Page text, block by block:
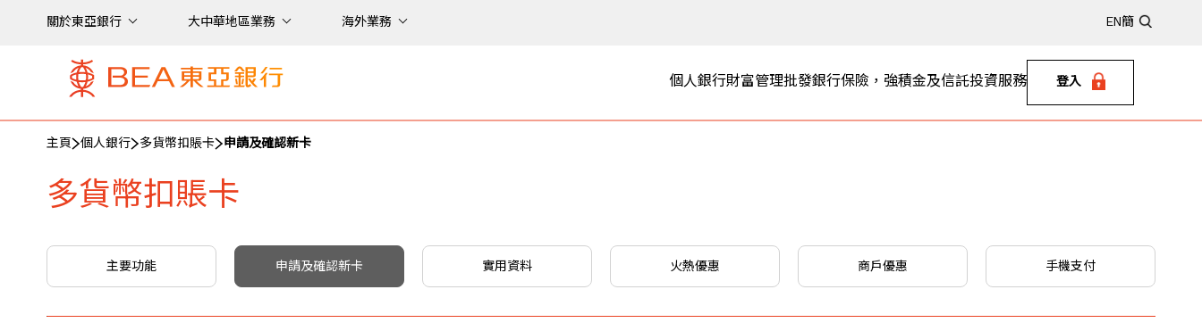
關於東亞銀行 大中華地區業務 海外業務 EN 簡
個人銀行財富管理批發銀行保險，強積金及信託投資服務 登入
主頁 個人銀行 多貨幣扣賬卡 申請及確認新卡
多貨幣扣賬卡
主要功能 申請及確認新卡 實用資料 火熱優惠 商戶優惠 手機支付